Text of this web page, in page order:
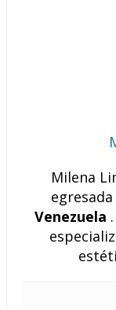
Milena
Venezuela